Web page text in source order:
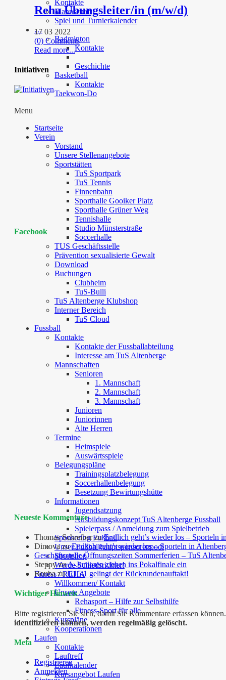
Kontakte
Mannschaft
Spiel und Turnierkalender
…
Badminton
Kontakte
Geschichte
Basketball
Kontakte
Taekwon-Do
Menu
Startseite
Verein
Vorstand
Unsere Stellenangebote
Sportstätten
TuS Sportpark
TuS Tennis
Finnenbahn
Sporthalle Gooiker Platz
Sporthalle Grüner Weg
Tennishalle
Studio Münsterstraße
Soccerhalle
TUS Geschäftsstelle
Prävention sexualisierte Gewalt
Download
Buchungen
Clubheim
TuS-Bulli
TuS Altenberge Klubshop
Interner Bereich
TuS Cloud
Fussball
Kontakte
Kontakte der Fussballabteilung
Interesse am TuS Altenberge
Mannschaften
Senioren
1. Mannschaft
2. Mannschaft
3. Mannschaft
Junioren
Juniorinnen
Alte Herren
Termine
Heimspiele
Auswärtsspiele
Belegungspläne
Trainingsplatzbelegung
Soccerhallenbelegung
Besetzung Bewirtungshütte
Informationen
Jugendsatzung
Ausbildungskonzept TuS Altenberge Fussball
Spielerpass / Anmeldung zum Spielbetrieb
Sponsoring Fußball
Unser Fußballhauptsponsorenpool
Sportshop
Werde Schiedsrichter!
Fitness / REHA
Willkommen/ Kontakt
Unsere Angebote
Rehasport – Hilfe zur Selbsthilfe
Fitness-Sport für alle
Kurspläne
Kooperationen
Laufen
Kontakte
Lauftreff
Laufkalender
Kursangebot Laufen
Reha Übungsleiter/in (m/w/d)
17 03 2022
(0) Comments
Read more...
Initiativen
Facebook
Neueste Kommentare
Thomas SchreiberzuEndlich geht’s wieder los – Sporteln
DimovazuEndlich geht’s wieder los – Sporteln in
Geschäftsstelle Öffnungszeiten Sommerferien – TuS
SteppyzuA-Junioren ziehen ins Pokalfinale ein
BoubazuU15.1 gelingt der Rückrundenauftakt!
Wichtiger Hinweis
Bitte registrieren Sie sich, damit Sie Kommentare erfassen
identifizieren können, werden regelmäßig gelöscht.
Meta
Registrieren
Anmelden